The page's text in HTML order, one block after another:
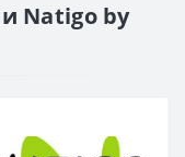
Natigo by